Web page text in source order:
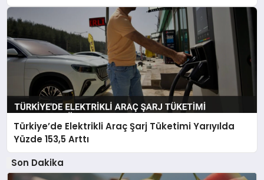
Türkiye’de Elektrikli Araç Şarj Tüketimi Yarıyılda
Yüzde 153,5 Arttı
Son Dakika